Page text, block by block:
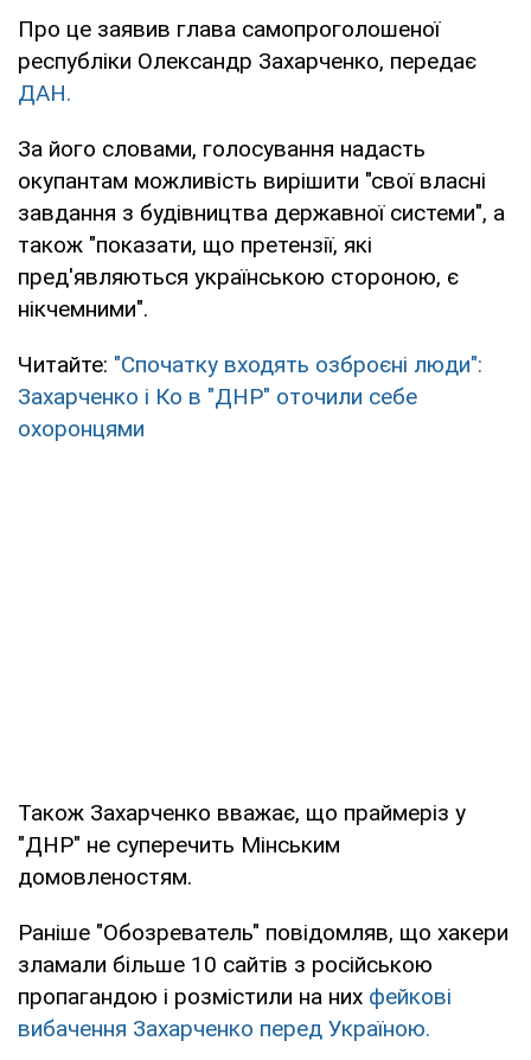
Про це заявив глава самопроголошеної
республіки Олександр Захарченко, передає
ДАН.
За його словами, голосування надасть
окупантам можливість вирішити "свої власні
завдання з будівництва державної системи", а
також "показати, що претензії, які
пред'являються українською стороною, є
нікчемними".
Читайте: "Спочатку входять озброєні люди":
Захарченко і Ко в "ДНР" оточили себе
охоронцями
Також Захарченко вважає, що праймеріз у
"ДНР" не суперечить Мінським
домовленостям.
Раніше "Обозреватель" повідомляв, що хакери
зламали більше 10 сайтів з російською
пропагандою і розмістили на них фейкові
вибачення Захарченко перед Україною.